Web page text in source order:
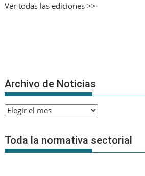
Ver todas las ediciones >>
Archivo de Noticias
Archivo
Noticias
Toda la normativa sectorial